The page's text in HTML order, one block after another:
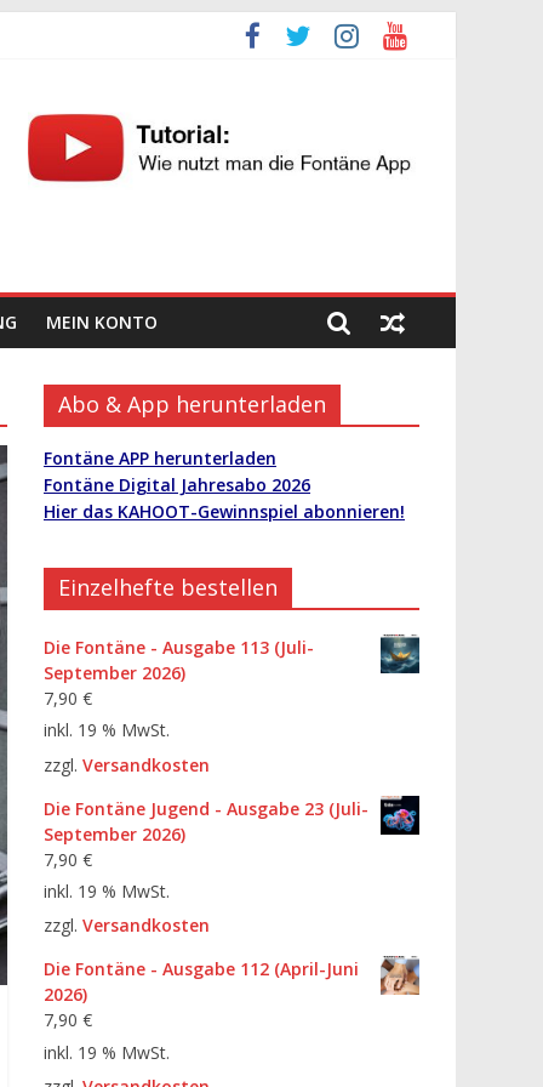
MEIN KONTO
Abo & App herunterladen
Fontäne APP herunterladen
Fontäne Digital Jahresabo 2026
Hier das KAHOOT-Gewinnspiel abonnieren!
Einzelhefte bestellen
Die Fontäne - Ausgabe 113 (Juli-
September 2026)
7,90 €
inkl. 19 % MwSt.
zzgl. Versandkosten
Die Fontäne Jugend - Ausgabe 23 (Juli-
September 2026)
7,90 €
inkl. 19 % MwSt.
zzgl. Versandkosten
Die Fontäne - Ausgabe 112 (April-Juni
2026)
7,90 €
inkl. 19 % MwSt.